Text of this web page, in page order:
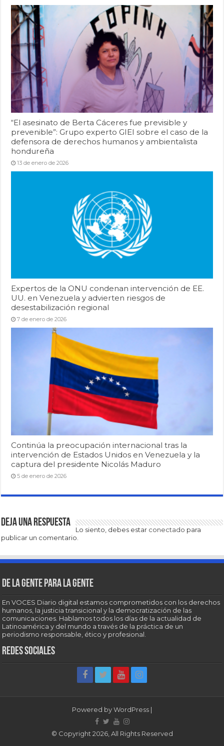
“El asesinato de Berta Cáceres fue previsible y
prevenible”: Grupo experto GIEI sobre el caso de la
defensora de derechos humanos y ambientalista
hondureña
13 de enero de 2026
Expertos de la ONU condenan intervención de EE.
UU. en Venezuela y advierten riesgos de
desestabilización regional
7 de enero de 2026
Continúa la preocupación internacional tras la
intervención de Estados Unidos en Venezuela y la
captura del presidente Nicolás Maduro
5 de enero de 2026
Deja una respuesta
Lo siento, debes estar conectado para
publicar un comentario.
De la gente para la gente
En VOCES Diario digital estamos comprometidos con los derechos
humanos, la justicia transicional y la democratización de las
comunicaciones. Hablamos todos los días de la actualidad de
Latinoamérica y del mundo a través de la práctica de un
periodismo responsable, ético y profesional.
Redes sociales
Powered byWordPress |
© Copyright 2026, All Rights Reserved